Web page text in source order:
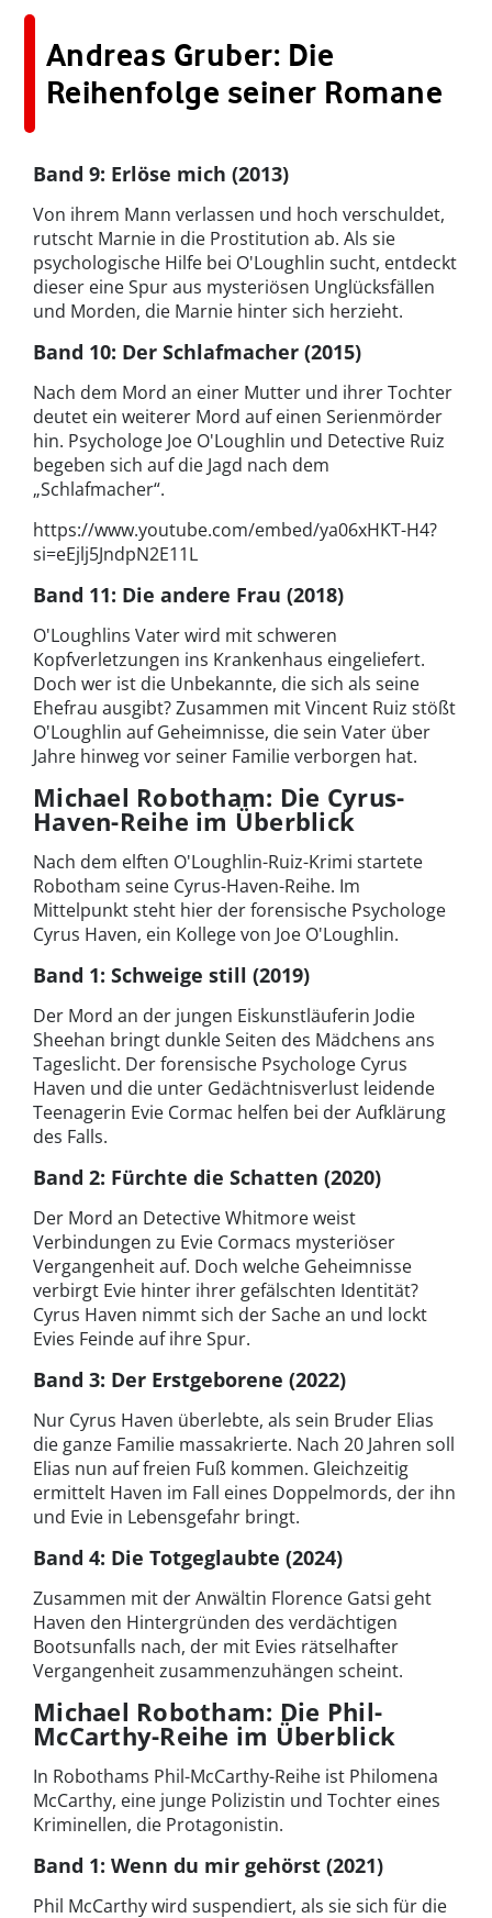
Andreas Gruber: Die
Reihenfolge seiner Romane
Band 9: Erlöse mich (2013)
Von ihrem Mann verlassen und hoch verschuldet,
rutscht Marnie in die Prostitution ab. Als sie
psychologische Hilfe bei O'Loughlin sucht, entdeckt
dieser eine Spur aus mysteriösen Unglücksfällen
und Morden, die Marnie hinter sich herzieht.
Band 10: Der Schlafmacher (2015)
Nach dem Mord an einer Mutter und ihrer Tochter
deutet ein weiterer Mord auf einen Serienmörder
hin. Psychologe Joe O'Loughlin und Detective Ruiz
begeben sich auf die Jagd nach dem
„Schlafmacher“.
https://www.youtube.com/embed/ya06xHKT-H4?
si=eEjlj5JndpN2E11L
Band 11: Die andere Frau (2018)
O'Loughlins Vater wird mit schweren
Kopfverletzungen ins Krankenhaus eingeliefert.
Doch wer ist die Unbekannte, die sich als seine
Ehefrau ausgibt? Zusammen mit Vincent Ruiz stößt
O'Loughlin auf Geheimnisse, die sein Vater über
Jahre hinweg vor seiner Familie verborgen hat.
Michael Robotham: Die Cyrus-
Haven-Reihe im Überblick
Nach dem elften O'Loughlin-Ruiz-Krimi startete
Robotham seine Cyrus-Haven-Reihe. Im
Mittelpunkt steht hier der forensische Psychologe
Cyrus Haven, ein Kollege von Joe O'Loughlin.
Band 1: Schweige still (2019)
Der Mord an der jungen Eiskunstläuferin Jodie
Sheehan bringt dunkle Seiten des Mädchens ans
Tageslicht. Der forensische Psychologe Cyrus
Haven und die unter Gedächtnisverlust leidende
Teenagerin Evie Cormac helfen bei der Aufklärung
des Falls.
Band 2: Fürchte die Schatten (2020)
Der Mord an Detective Whitmore weist
Verbindungen zu Evie Cormacs mysteriöser
Vergangenheit auf. Doch welche Geheimnisse
verbirgt Evie hinter ihrer gefälschten Identität?
Cyrus Haven nimmt sich der Sache an und lockt
Evies Feinde auf ihre Spur.
Band 3: Der Erstgeborene (2022)
Nur Cyrus Haven überlebte, als sein Bruder Elias
die ganze Familie massakrierte. Nach 20 Jahren soll
Elias nun auf freien Fuß kommen. Gleichzeitig
ermittelt Haven im Fall eines Doppelmords, der ihn
und Evie in Lebensgefahr bringt.
Band 4: Die Totgeglaubte (2024)
Zusammen mit der Anwältin Florence Gatsi geht
Haven den Hintergründen des verdächtigen
Bootsunfalls nach, der mit Evies rätselhafter
Vergangenheit zusammenzuhängen scheint.
Michael Robotham: Die Phil-
McCarthy-Reihe im Überblick
In Robothams Phil-McCarthy-Reihe ist Philomena
McCarthy, eine junge Polizistin und Tochter eines
Kriminellen, die Protagonistin.
Band 1: Wenn du mir gehörst (2021)
Phil McCarthy wird suspendiert, als sie sich für die